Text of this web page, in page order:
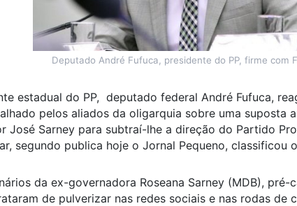
Deputado André Fufuca, presidente do PP, firme com
estadual do PP, deputado federal André Fufuca,
pelos aliados da oligarquia sobre uma suposta
José Sarney para subtraí-lhe a direção do Partido
segundo publica hoje o Jornal Pequeno, classificou
da ex-governadora Roseana Sarney (MDB), pré-
de pulverizar nas redes sociais e nas rodas de